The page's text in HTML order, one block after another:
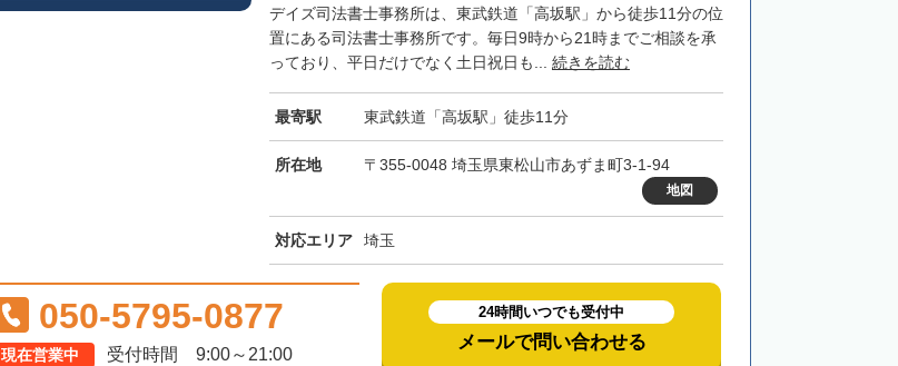
デイズ司法書士事務所は、東武鉄道「高坂駅」から徒歩11分の位
置にある司法書士事務所です。毎日9時から21時までご相談を承
っており、平日だけでなく土日祝日も... 続きを読む
最寄駅 東武鉄道「高坂駅」徒歩11分
所在地 〒355-0048 埼玉県東松山市あずま町3-1-94
地図
対応エリア 埼玉
050-5795-0877
現在営業中 受付時間 9:00～21:00
24時間いつでも受付中
メールで問い合わせる